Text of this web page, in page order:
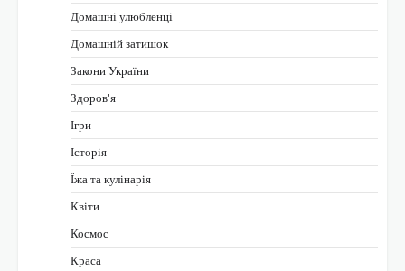
Домашні улюбленці
Домашній затишок
Закони України
Здоров'я
Ігри
Історія
Їжа та кулінарія
Квіти
Космос
Краса